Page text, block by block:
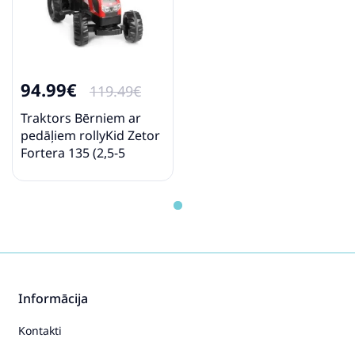
94.99€ 119.49€
Traktors Bērniem ar
pedāļiem rollyKid Zetor
Fortera 135 (2,5-5
Informācija
Kontakti